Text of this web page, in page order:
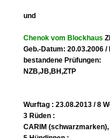
und
Chenok vom Blockhaus
Geb.-Datum: 20.03.2006 /
bestandene Prüfungen:
NZB,JB,BH,ZTP
Wurftag : 23.08.2013 / 8
3 Rüden :
CARIM